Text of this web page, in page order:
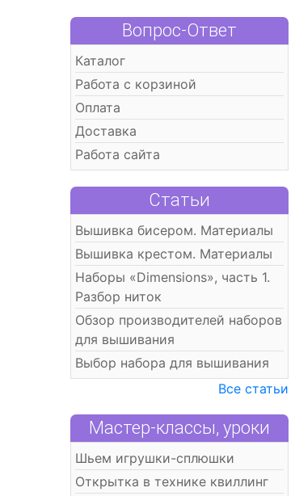
Вопрос-Ответ
Каталог
Работа с корзиной
Оплата
Доставка
Работа сайта
Статьи
Вышивка бисером. Материалы
Вышивка крестом. Материалы
Наборы «Dimensions», часть 1.
Разбор ниток
Обзор производителей наборов
для вышивания
Выбор набора для вышивания
Все статьи
Мастер-классы, уроки
Шьем игрушки-сплюшки
Открытка в технике квиллинг